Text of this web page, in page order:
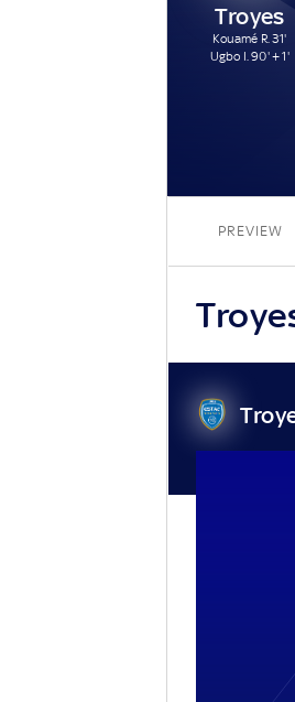
Troyes
Kouamé R. 31'
Ugbo I. 90' + 1'
PREVIEW